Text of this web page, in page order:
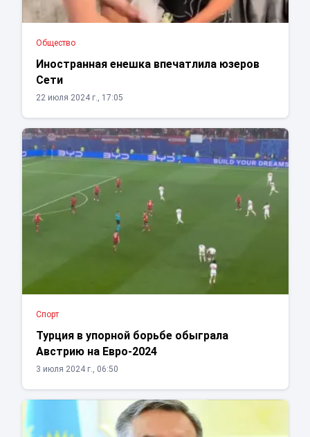
Общество
Иностранная енешка впечатлила юзеров
Сети
22 июля 2024 г., 17:05
Спорт
Турция в упорной борьбе обыграла
Австрию на Евро-2024
3 июля 2024 г., 06:50